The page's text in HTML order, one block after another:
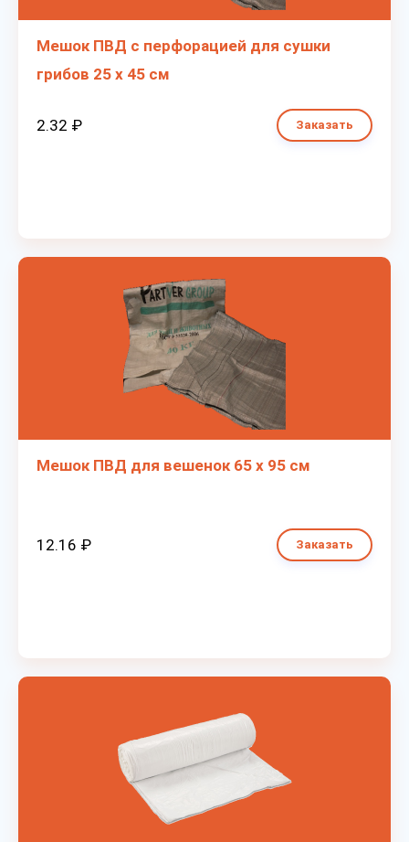
Мешок ПВД с перфорацией для сушки
грибов 25 х 45 см
2.32 ₽ Заказать
Мешок ПВД для вешенок 65 х 95 см
12.16 ₽ Заказать